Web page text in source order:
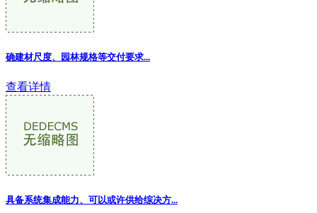
确建材尺度、园林规格等交付要求...
查看详情
具备系统集成能力、可以或许供给综决方...